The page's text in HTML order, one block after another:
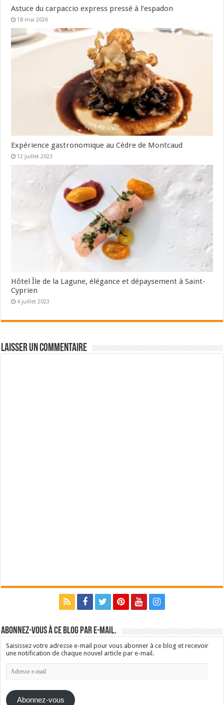
Astuce du carpaccio express pressé à l’espadon
18 mai 2026
Expérience gastronomique au Cèdre de Montcaud
12 juillet 2023
Hôtel Île de la Lagune, élégance et dépaysement à Saint-
Cyprien
4 juillet 2023
Laisser un commentaire
Abonnez-vous à ce blog par e-mail.
Saisissez votre adresse e-mail pour vous abonner à ce blog et recevoir
une notification de chaque nouvel article par e-mail.
Adresse
e-
Abonnez-vous